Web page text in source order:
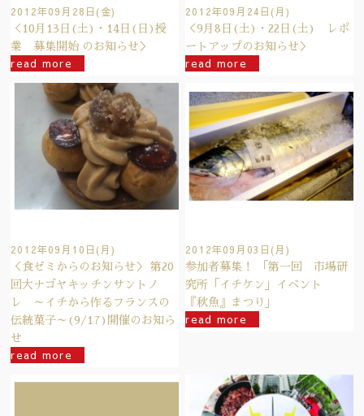
2012年09月28日(金)
＜10月13日(土)・14日(日)授
業 募集開始 のお知らせ＞
read more
2012年09月24日(月)
＜9月8日(土)・22日(土) レポ
ートアップのお知らせ＞
read more
2012年09月10日(月)
＜食ゼミからのお知らせ＞ 第20
回大ナゴヤキッチンサントノ
レ ～イチから作るフランスの
伝統菓子～(9/17)開催のお知ら
せ
read more
2012年09月03日(月)
参加者募集！ 「第一回 市場研
究所「イチケン」イベント
『秋魚』まつり」
read more